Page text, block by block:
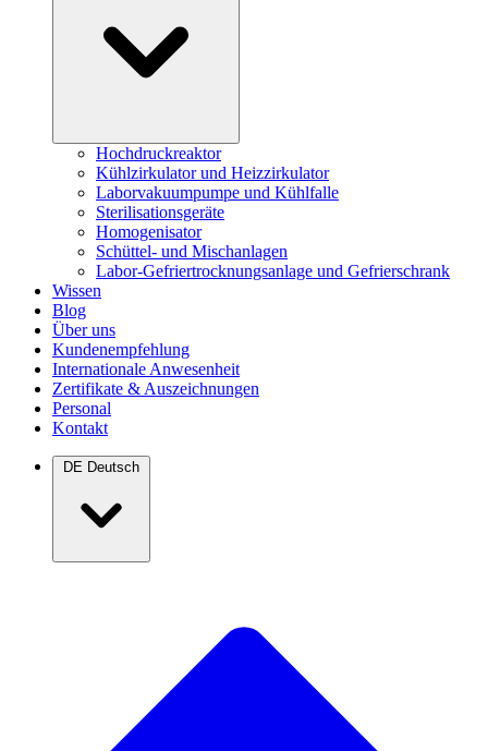
Hochdruckreaktor
Kühlzirkulator und Heizzirkulator
Laborvakuumpumpe und Kühlfalle
Sterilisationsgeräte
Homogenisator
Schüttel- und Mischanlagen
Labor-Gefriertrocknungsanlage und Gefrierschrank
Wissen
Blog
Über uns
Kundenempfehlung
Internationale Anwesenheit
Zertifikate & Auszeichnungen
Personal
Kontakt
DE Deutsch